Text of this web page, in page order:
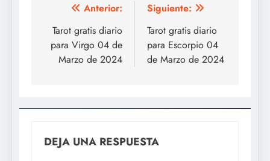
Navegación
de
entradas
Anterior:
Tarot gratis diario
para Virgo 04 de
Marzo de 2024
Siguiente:
Tarot gratis diario
para Escorpio 04
de Marzo de 2024
DEJA UNA RESPUESTA